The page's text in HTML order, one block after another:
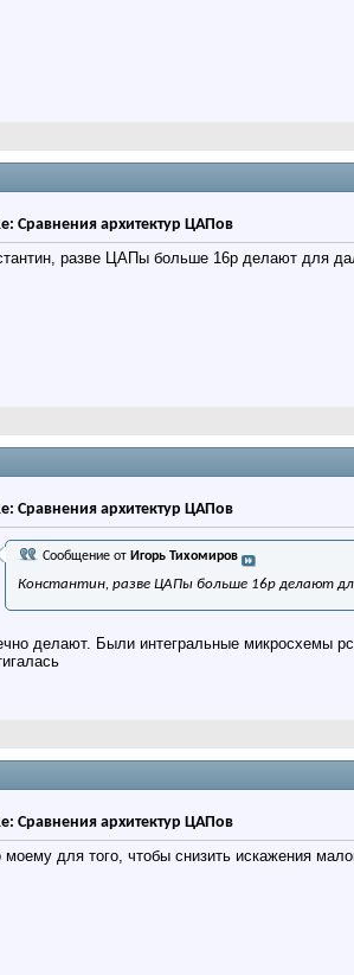
Сравнения архитектур ЦАПов
разве ЦАПы больше 16р делают для
Сравнения архитектур ЦАПов
Сообщение от Игорь Тихомиров
Константин, разве ЦАПы больше 16р делают
делают. Были интегральные микросхемы
Сравнения архитектур ЦАПов
моему для того, чтобы снизить искажения